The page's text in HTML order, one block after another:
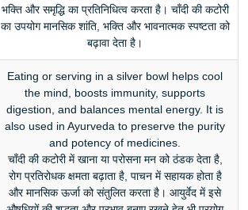
भक्ति और समृद्धि का प्रतिनिधित्व करता है। चाँदी की कटोरी
का उपयोग मानसिक शांति, भक्ति और भावनात्मक स्पष्टता को
बढ़ावा देता है।
Eating or serving in a silver bowl helps cool
the mind, boosts immunity, supports
digestion, and balances mental energy. It is
also used in Ayurveda to preserve the purity
and potency of medicines.
चाँदी की कटोरी में खाना या परोसना मन को ठंडक देता है,
रोग प्रतिरोधक क्षमता बढ़ाता है, पाचन में सहायक होता है
और मानसिक ऊर्जा को संतुलित करता है। आयुर्वेद में इसे